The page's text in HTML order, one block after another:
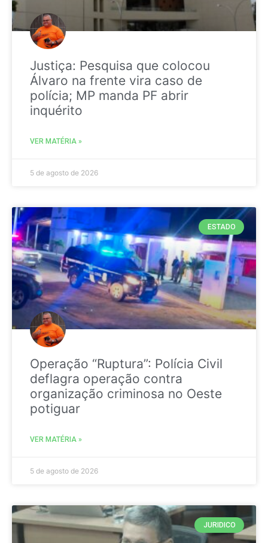
Justiça: Pesquisa que colocou
Álvaro na frente vira caso de
polícia; MP manda PF abrir
inquérito
VER MATÉRIA »
5 de agosto de 2026
ESTADO
Operação “Ruptura”: Polícia Civil
deflagra operação contra
organização criminosa no Oeste
potiguar
VER MATÉRIA »
5 de agosto de 2026
JURIDICO